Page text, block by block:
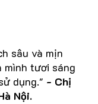
sâu và mịn
mình tươi sáng
dụng." - Chị
Nội.